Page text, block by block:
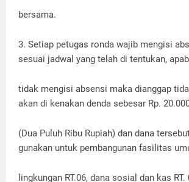
bersama.
3. Setiap petugas ronda wajib mengisi
sesuai jadwal yang telah di tentukan,
tidak mengisi absensi maka dianggap
akan di kenakan denda sebesar Rp.
(Dua Puluh Ribu Rupiah) dan dana
gunakan untuk pembangunan fasilitas
lingkungan RT.06, dana sosial dan kas RT.